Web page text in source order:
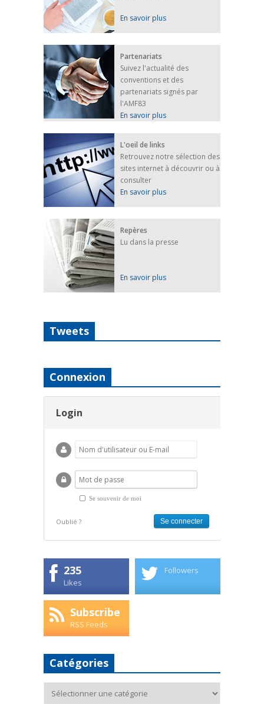
En savoir plus
Partenariats
Suivez l'actualité des
conventions et des
partenariats signés par
l'AMF83
En savoir plus
L'oeil de links
Retrouvez notre sélection des
sites internet à découvrir ou à
consulter
En savoir plus
Repères
Lu dans la presse
En savoir plus
Tweets
Connexion
Login
Se souvenir de moi
Oublié ?
235
Likes
Followers
Subscribe
RSS Feeds
Catégories